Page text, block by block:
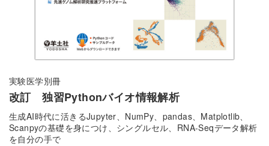
実験医学別冊
改訂 独習Pythonバイオ情報解析
生成AI時代に活きるJupyter、NumPy、pandas、Matplotlib、
Scanpyの基礎を身につけ、シングルセル、RNA-Seqデータ解析
を自分の手で